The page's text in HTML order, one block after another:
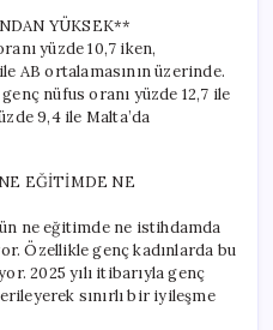
YÜKSEK**
yüzde 10,7 iken,
AB ortalamasının üzerinde.
nüfus oranı yüzde 12,7 ile
9,4 ile Malta’da
EĞİTİMDE NE
ne eğitimde ne istihdamda
Özellikle genç kadınlarda bu
2025 yılı itibarıyla genç
sınırlı bir iyileşme